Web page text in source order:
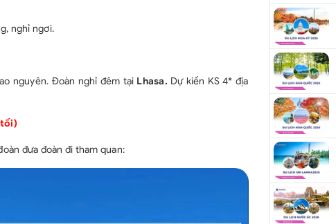
Các dịch vụ sản phẩm không đề cập
Tiền TIP cho hướng dẫn viên, lái xe, local
nghỉ ngơi.
nguyên. Đoàn nghỉ đêm tại Lhasa. Dự kiến KS 4* địa
tối)
đưa đoàn đi tham quan: